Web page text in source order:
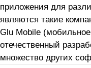
приложения для
являются такие
Glu Mobile
отечественный
множество других